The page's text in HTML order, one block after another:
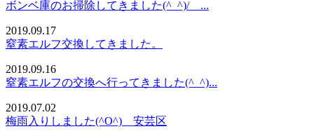
ボンベ庫のお掃除してきました(^_^)/ ...
2019.09.17
窒素エルフ交換してきました。
2019.09.16
窒素エルフの交換へ行ってきました(^_^)...
2019.07.02
梅雨入りしました(^O^) 安芸区